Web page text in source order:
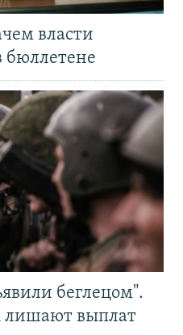
власти
бюллетене
беглецом".
лишают выплат